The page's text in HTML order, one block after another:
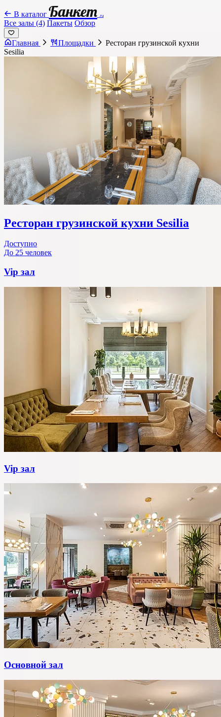
В каталог Банкет .ru
Все залы (4) Пакеты Обзор
Главная Площадки
Ресторан грузинской кухни
Sesilia
Ресторан грузинской кухни Sesilia
Доступно
До 25 человек
Vip зал
Vip зал
Основной зал